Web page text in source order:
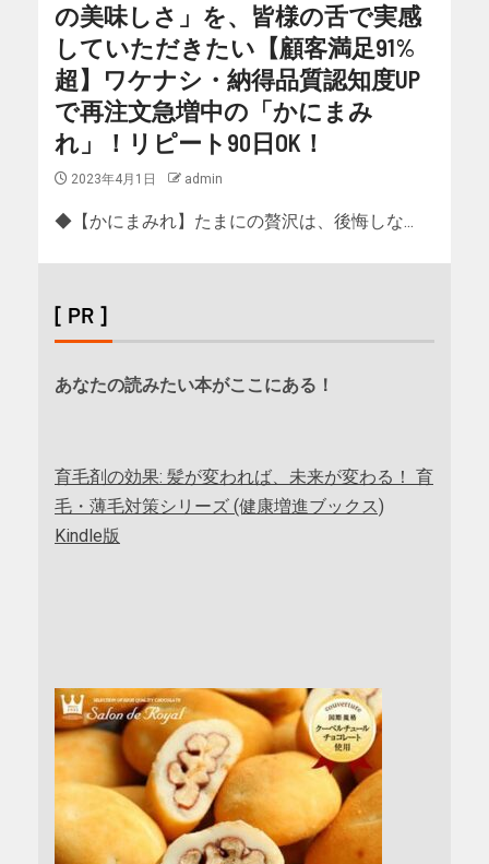
の美味しさ」を、皆様の舌で実感
していただきたい【顧客満足91%
超】ワケナシ・納得品質認知度UP
で再注文急増中の「かにまみ
れ」！リピート90日OK！
2023年4月1日 admin
◆【かにまみれ】たまにの贅沢は、後悔しな...
[ PR ]
あなたの読みたい本がここにある！
育毛剤の効果: 髪が変われば、未来が変わる！ 育
毛・薄毛対策シリーズ (健康増進ブックス)
Kindle版